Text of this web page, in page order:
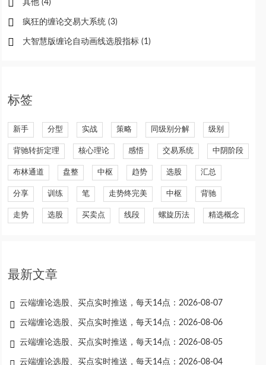
其他 (4)
疯狂的缠论交易大系统 (3)
大智慧版缠论自动画线选股指标 (1)
标签
新手 分型 实战 策略 同级别分解 级别
背驰转折定理 核心理论 感悟 交易系统 中阴阶段
布林通道 盘整 中枢 趋势 选股 汇总
分享 训练 笔 走势终完美 中枢 背驰
走势 选股 买卖点 线段 螺旋历法 精选概念
最新文章
云端缠论选股、买点实时推送，每天14点：2026-08-07
云端缠论选股、买点实时推送，每天14点：2026-08-06
云端缠论选股、买点实时推送，每天14点：2026-08-05
云端缠论选股、买点实时推送，每天14点：2026-08-04